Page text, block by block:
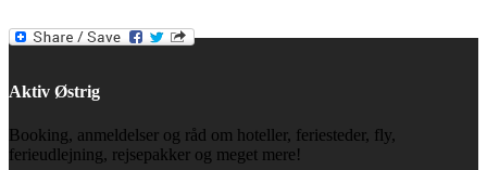
Aktiv Østrig
Booking, anmeldelser og råd om hoteller, feriesteder, fly,
ferieudlejning, rejsepakker og meget mere!